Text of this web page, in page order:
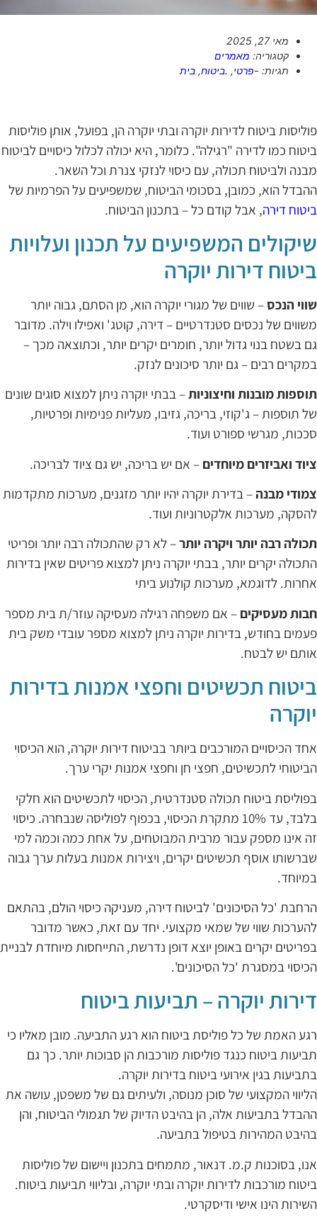
מאי 27, 2025
קטגוריה: מאמרים
תגיות: -פרטי, .ביטוח, בית
ביטוח לדירות יוקרה ובתי יוקרה הן, בפועל, אותן פוליסות
כמו לדירה "רגילה". כלומר, היא יכולה לכלול כיסויים לביטוח
ולביטוח תכולה, עם כיסוי לנזקי צנרת וכל השאר.
הוא, כמובן, בסכומי הביטוח, שמשפיעים על הפרמיות של
דירה, אבל קודם כל – בתכנון הביטוח.
המשפיעים על תכנון ועלויות
דירות יוקרה
הנכס– שווים של מגורי יוקרה הוא, מן הסתם, גבוה יותר
של נכסים סטנדרטיים – דירה, קוטג' ואפילו וילה. מדובר
בשטח בנוי גדול יותר, חומרים יקרים יותר, וכתוצאה מכך –
רבים – גם יותר סיכונים לנזק.
מובנות וחיצוניות– בבתי יוקרה ניתן למצוא סוגים שונים
תוספות – ג'קוזי, בריכה, גזיבו, מעליות פנימיות ופרטיות,
מגרשי ספורט ועוד.
ואביזרים מיוחדים– אם יש בריכה, יש גם ציוד לבריכה.
מבנה– בדירת יוקרה יהיו יותר מזגנים, מערכות מתקדמות
מערכות אלקטרוניות ועוד.
רבה יותר ויקרה יותר– לא רק שהתכולה רבה יותר ופריטי
יקרים יותר, בבתי יוקרה ניתן למצוא פריטים שאין בדירות
לדוגמא, מערכות קולנוע ביתי
מעסיקים– אם משפחה רגילה מעסיקה עוזר/ת בית מספר
בחודש, בדירות יוקרה ניתן למצוא מספר עובדי משק בית
יש לבטח.
תכשיטים וחפצי אמנות בדירות
הכיסויים המורכבים ביותר בביטוח דירות יוקרה, הוא הכיסוי
לתכשיטים, חפצי חן וחפצי אמנות יקרי ערך.
ביטוח תכולה סטנדרטית, הכיסוי לתכשיטים הוא חלקי
בלבד, עד 10% מתקרת הכיסוי, בכפוף לפוליסה שנבחרה. כיסוי
אינו מספק עבור מרבית המבוטחים, על אחת כמה וכמה למי
אוסף תכשיטים יקרים, ויצירות אמנות בעלות ערך גבוה
'כל הסיכונים' לביטוח דירה, מעניקה כיסוי הולם, בהתאם
שווי של שמאי מקצועי. יחד עם זאת, כאשר מדובר
יקרים באופן יוצא דופן נדרשת, התייחסות מיוחדת לבניית
במסגרת 'כל הסיכונים'.
יוקרה – תביעות ביטוח
האמת של כל פוליסת ביטוח הוא רגע התביעה. מובן מאליו כי
ביטוח כנגד פוליסות מורכבות הן סבוכות יותר. כך גם
בגין אירועי ביטוח בדירות יוקרה.
המקצועי של סוכן מנוסה, ולעיתים גם של משפטן, עושה את
בתביעות אלה, הן בהיבט הדיוק של תגמולי הביטוח, והן
המהירות בטיפול בתביעה.
בסוכנות ק.מ. דנאור, מתמחים בתכנון ויישום של פוליסות
מורכבות לדירות יוקרה ובתי יוקרה, ובליווי תביעות ביטוח.
הינו אישי ודיסקרטי.